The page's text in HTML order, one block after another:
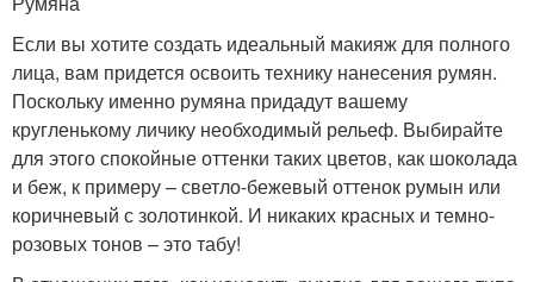
Если вы хотите создать идеальный макияж для полного
лица, вам придется освоить технику нанесения румян.
Поскольку именно румяна придадут вашему
кругленькому личику необходимый рельеф. Выбирайте
для этого спокойные оттенки таких цветов, как шоколада
и беж, к примеру – светло-бежевый оттенок румын или
коричневый с золотинкой. И никаких красных и темно-
розовых тонов – это табу!